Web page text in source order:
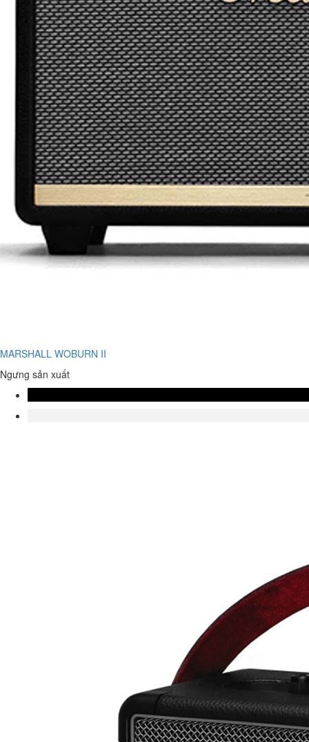
MARSHALL WOBURN II
Ngưng sản xuất